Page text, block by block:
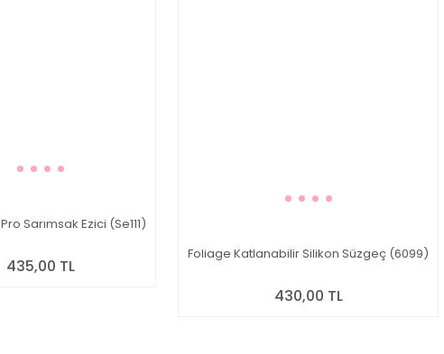
Sarımsak Ezici (Se111)
435,00 TL
Foliage Katlanabilir Silikon Süzgeç (6099)
430,00 TL